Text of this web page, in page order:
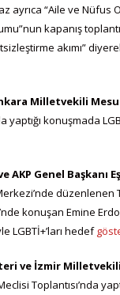
ayrıca “Aile ve Nüfus
kapanış
akımı”
Milletvekili
yaptığı konuşmada
AKP Genel Başkanı
düzenlenen
konuşan Emine
LGBTİ+’ları hedef
ve İzmir
Toplantısı’nda